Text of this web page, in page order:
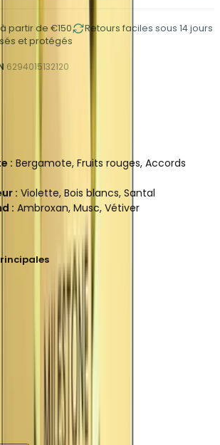
partir de €150
Retours faciles sous 14 jours
et protégés
6294015132120
: Bergamote, Fruits rouges, Accords
: Violette, Bois blancs, Santal
: Ambroxan, Musc, Vétiver